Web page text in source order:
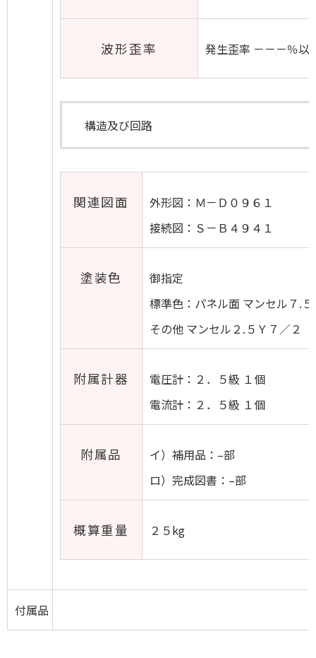
波形歪率 発生歪率 －－－％以
構造及び回路
関連図面
外形図：Ｍ－Ｄ０９６１
接続図：Ｓ－Ｂ４９４１
塗装色
御指定
標準色：パネル面 マンセル７.
その他 マンセル２.５Ｙ７／２
附属計器
電圧計：２．５級 １個
電流計：２．５級 １個
附属品
イ）補用品：–部
ロ）完成図書：–部
概算重量 ２５kg
付属品